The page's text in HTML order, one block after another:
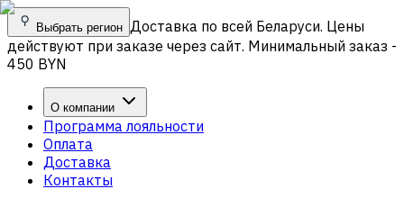
Выбрать регион Доставка по всей Беларуси. Цены
действуют при заказе через сайт. Минимальный заказ -
450 BYN
О компании
Программа лояльности
Оплата
Доставка
Контакты